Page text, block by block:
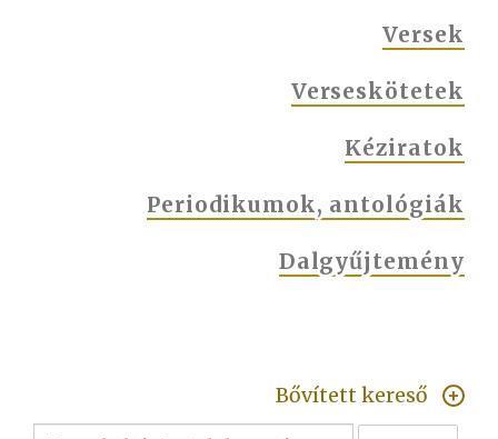
Versek
Verseskötetek
Kéziratok
Periodikumok, antológiák
Dalgyűjtemény
Bővített kereső